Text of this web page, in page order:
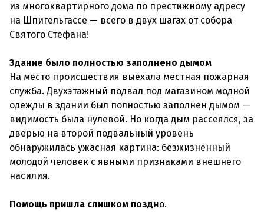
из многоквартирного дома по престижному адресу
на Шпигельгассе — всего в двух шагах от собора
Святого Стефана!
Здание было полностью заполнено дымом
На место происшествия выехала местная пожарная
служба. Двухэтажный подвал под магазином модной
одежды в здании был полностью заполнен дымом —
видимость была нулевой. Но когда дым рассеялся, за
дверью на второй подвальный уровень
обнаружилась ужасная картина: безжизненный
молодой человек с явными признаками внешнего
насилия.
Помощь пришла слишком поздно.